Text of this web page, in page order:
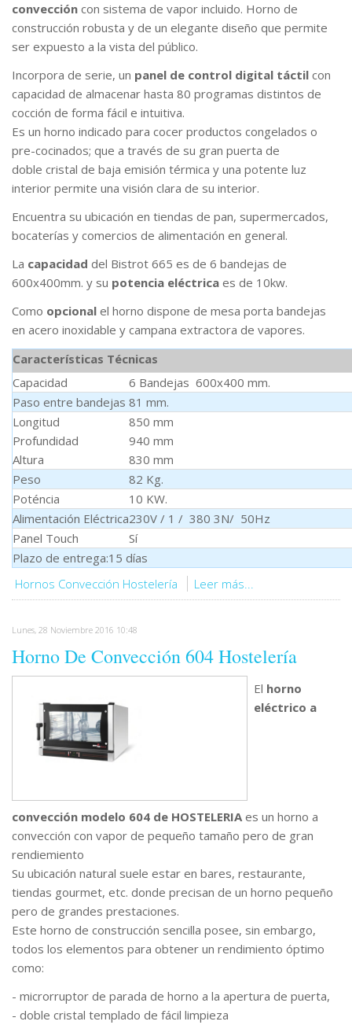
convección con sistema de vapor incluido. Horno de
construcción robusta y de un elegante diseño que permite
ser expuesto a la vista del público.
Incorpora de serie, un panel de control digital táctil con
capacidad de almacenar hasta 80 programas distintos de
cocción de forma fácil e intuitiva.
Es un horno indicado para cocer productos congelados o
pre-cocinados; que a través de su gran puerta de
doble cristal de baja emisión térmica y una potente luz
interior permite una visión clara de su interior.
Encuentra su ubicación en tiendas de pan, supermercados,
bocaterías y comercios de alimentación en general.
La capacidad del Bistrot 665 es de 6 bandejas de
600x400mm. y su potencia eléctrica es de 10kw.
Como opcional el horno dispone de mesa porta bandejas
en acero inoxidable y campana extractora de vapores.
Características Técnicas
Capacidad
6 Bandejas 600x400 mm.
Paso entre bandejas 81 mm.
Longitud
Profundidad
Altura
850 mm
940 mm
830 mm
Peso
82 Kg.
Poténcia
10 KW.
Alimentación Eléctrica230V / 1 / 380 3N/ 50Hz
Panel Touch
Sí
Plazo de entrega:15 días
Hornos Convección Hostelería
Leer más...
Lunes, 28 Noviembre 2016 10:48
Horno De Convección 604 Hostelería
El horno
eléctrico a
convección modelo 604 de HOSTELERIAes un horno a
convección con vapor de pequeño tamaño pero de gran
rendiemiento
Su ubicación natural suele estar en bares, restaurante,
tiendas gourmet, etc. donde precisan de un horno pequeño
pero de grandes prestaciones.
Este horno de construcción sencilla posee, sin embargo,
todos los elementos para obtener un rendimiento óptimo
como:
- microrruptor de parada de horno a la apertura de puerta,
- doble cristal templado de fácil limpieza